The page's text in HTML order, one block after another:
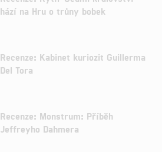
hází na Hru o trůny bobek
Recenze: Kabinet kuriozit Guillerma
Del Tora
Recenze: Monstrum: Příběh
Jeffreyho Dahmera